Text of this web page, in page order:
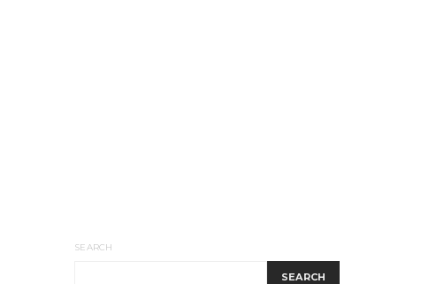
SEARCH
SEARCH